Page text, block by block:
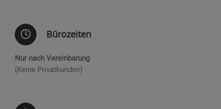
Bürozeiten
Nur nach Vereinbarung
(Keine Privatkunden)